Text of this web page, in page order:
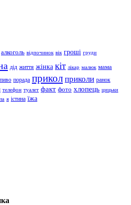
алкоголь відпочинок вік гроші груди
дід життя жінка кіт лікар малюк мама
пиво порада прикол приколи ранок
телефон туалет факт фото хлопець цицьки
я істина їжа